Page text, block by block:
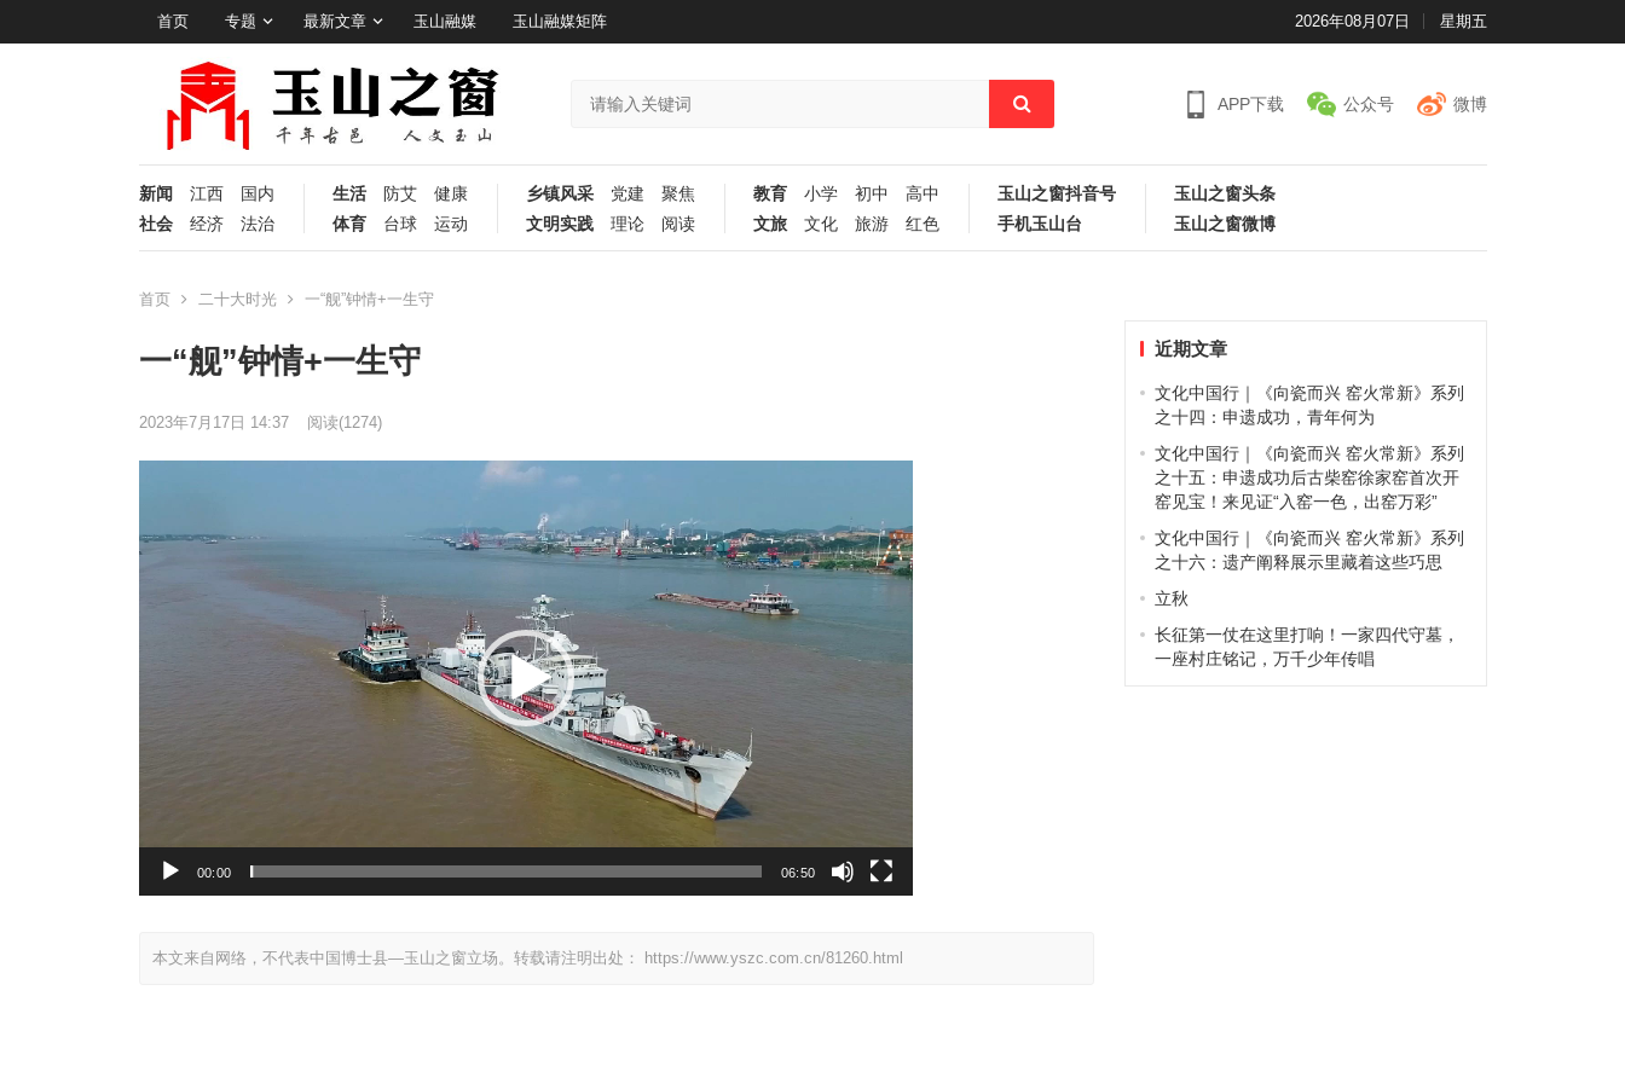
首页 专题 最新文章 玉山融媒 玉山融媒矩阵 2026年08月07日 星期五
APP下载 公众号 微博
新闻 江西
国内
社会
经济 法治
生活 防艾
健康
体育
台球 运动
乡镇风采 党建
聚焦
文明实践
理论 阅读
教育 小学 初中
高中
文旅
文化 旅游 红色
玉山之窗抖音号
手机玉山台
玉山之窗头条
玉山之窗微博
首页 二十大时光 一“舰”钟情+一生守
一“舰”钟情+一生守
2023年7月17日 14:37 阅读(1274)
播
00:00 06:50
本文来自网络，不代表中国博士县—玉山之窗立场。转载请注明出处： https://www.yszc.com.cn/81260.html
近期文章
文化中国行｜《向瓷而兴 窑火常新》系列
之十四：申遗成功，青年何为
文化中国行｜《向瓷而兴 窑火常新》系列
之十五：申遗成功后古柴窑徐家窑首次开
窑见宝！来见证“入窑一色，出窑万彩”
文化中国行｜《向瓷而兴 窑火常新》系列
之十六：遗产阐释展示里藏着这些巧思
立秋
长征第一仗在这里打响！一家四代守墓，
一座村庄铭记，万千少年传唱